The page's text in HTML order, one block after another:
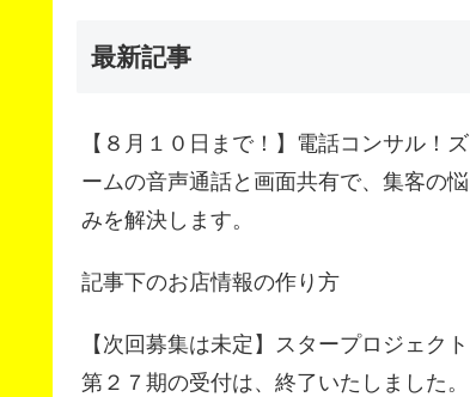
最新記事
【８月１０日まで！】電話コンサル！ズ
ームの音声通話と画面共有で、集客の悩
みを解決します。
記事下のお店情報の作り方
【次回募集は未定】スタープロジェクト
第２７期の受付は、終了いたしました。